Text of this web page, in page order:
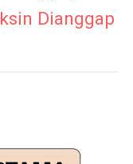
Dianggap